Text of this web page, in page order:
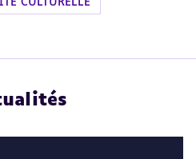
CULTURELLE